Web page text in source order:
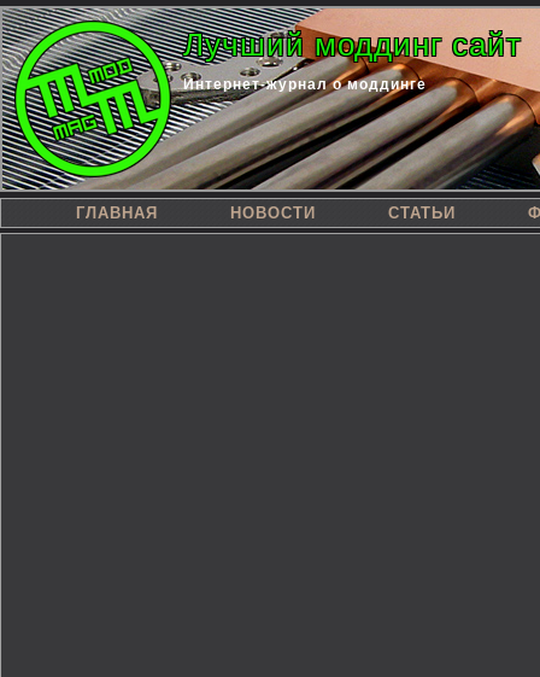
Лучший моддинг сайт
Интернет-журнал о моддинге
ГЛАВНАЯ НОВОСТИ СТАТЬИ